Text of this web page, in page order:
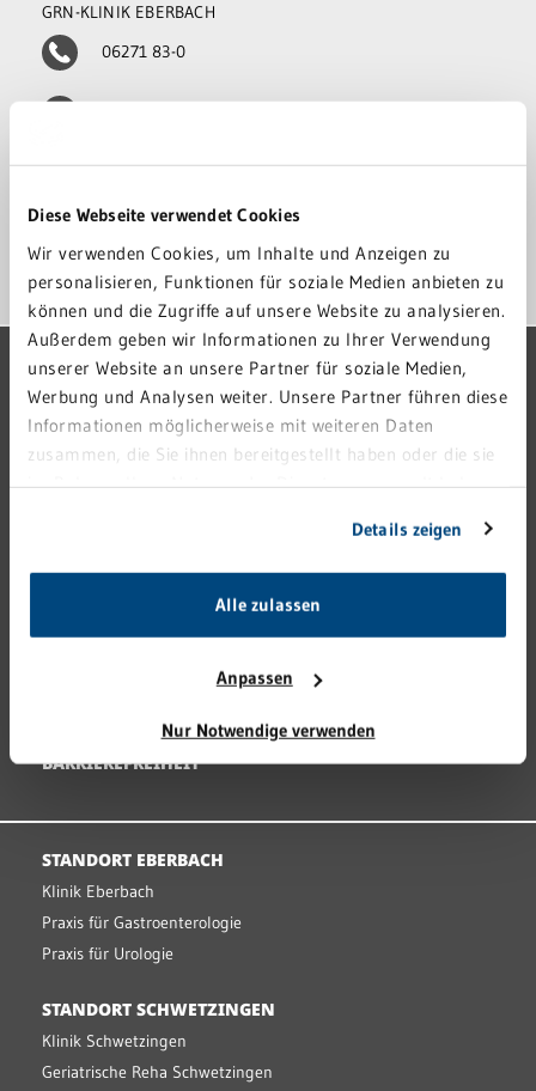
Diese Webseite verwendet Cookies
Wir verwenden Cookies, um Inhalte und Anzeigen zu
personalisieren, Funktionen für soziale Medien anbieten zu
können und die Zugriffe auf unsere Website zu analysieren.
Außerdem geben wir Informationen zu Ihrer Verwendung
unserer Website an unsere Partner für soziale Medien,
Werbung und Analysen weiter. Unsere Partner führen diese
Informationen möglicherweise mit weiteren Daten
zusammen, die Sie ihnen bereitgestellt haben oder die sie
im Rahmen Ihrer Nutzung der Dienste gesammelt haben.
Details zeigen
Alle zulassen
Anpassen
Nur Notwendige verwenden
GRN-KLINIK EBERBACH
06271 83-0
Scheuerbergstraße 3
ANFAHRT
GRN-VERBUND
GRN 4 FUTURE
VERANSTALTUNGEN
KARRIERE
KONTAKT
MEDIZINPRODUKTESICHERHEIT
BARRIEREFREIHEIT
STANDORT EBERBACH
Klinik Eberbach
Praxis für Gastroenterologie
Praxis für Urologie
STANDORT SCHWETZINGEN
Klinik Schwetzingen
Geriatrische Reha Schwetzingen